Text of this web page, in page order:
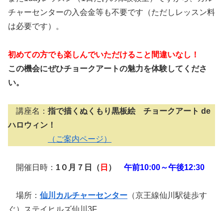
チャーセンターの入会金等も不要です（ただしレッスン料
は必要です）。
初めての方でも楽しんでいただけること間違いなし！
この機会にぜひチョークアートの魅力を体験してくださ
い。
講座名： 指で描くぬくもり黒板絵 チョークアート de
ハロウィン！
（ご案内ページ）
開催日時： 1０月７日（ 日 ） 午前10:00～午後12:30
場所： 仙川カルチャーセンター （京王線仙川駅徒歩す